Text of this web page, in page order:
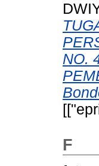
NO.
F